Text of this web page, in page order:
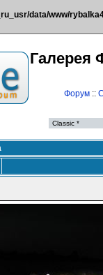
data/www/
Галерея
Форум::